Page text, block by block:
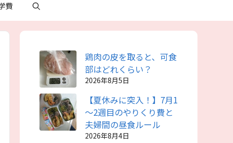
費
鶏肉の皮を取ると、可食
部はどれくらい？
2026年8月5日
【夏休みに突入！】7月1
～2週目のやりくり費と
夫婦間の昼食ルール
2026年8月4日